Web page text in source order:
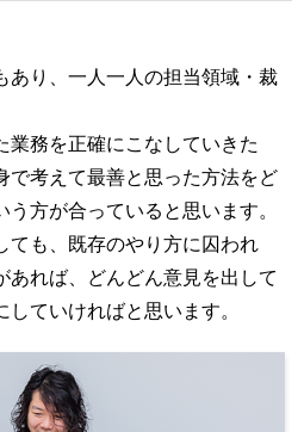
あり、一人一人の担当領域・裁
業務を正確にこなしていきた
で考えて最善と思った方法をど
方が合っていると思います。
ても、既存のやり方に囚われ
あれば、どんどん意見を出して
ていければと思います。